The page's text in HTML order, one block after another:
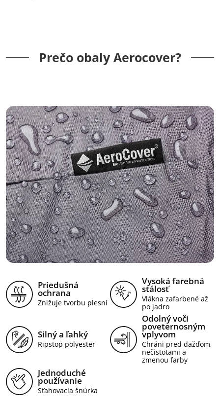
Prečo obaly Aerocover?
Priedušná
ochrana
Znižuje tvorbu plesní
Vysoká farebná
stálosť
Vlákna zafarbené až
po jadro
Silný a ľahký
Ripstop polyester
Odolný voči
poveternosným
vplyvom
Chráni pred dažďom,
nečistotami a
zmenou farby
Jednoduché
používanie
Sťahovacia šnúrka